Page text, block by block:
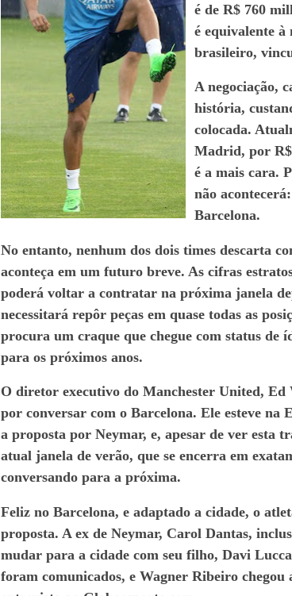
é de R$ 760
é equivalente
brasileiro,
A negociação,
história,
colocada.
Madrid, por R$
é a mais cara.
não
Barcelona.
No entanto, nenhum dos dois times descarta
aconteça em um futuro breve. As cifras
poderá voltar a contratar na próxima janela
necessitará repôr peças em quase todas as
procura um craque que chegue com status de
para os próximos anos.
O diretor executivo do Manchester United, Ed
por conversar com o Barcelona. Ele esteve na
a proposta por Neymar, e, apesar de ver esta
atual janela de verão, que se encerra em
conversando para a próxima.
Feliz no Barcelona, e adaptado a cidade, o
proposta. A ex de Neymar, Carol Dantas,
mudar para a cidade com seu filho, Davi
foram comunicados, e Wagner Ribeiro chegou